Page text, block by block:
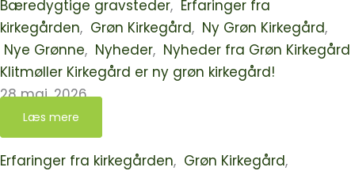
Bæredygtige gravsteder, Erfaringer fra
kirkegården, Grøn Kirkegård, Ny Grøn Kirkegård,
Nye Grønne, Nyheder, Nyheder fra Grøn Kirkegård
Klitmøller Kirkegård er ny grøn kirkegård!
28 maj, 2026
Læs mere
Erfaringer fra kirkegården, Grøn Kirkegård,